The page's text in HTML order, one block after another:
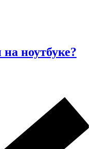
ноутбуке?